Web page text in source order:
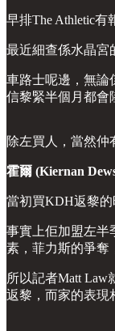
早排The Athletic
最近細查係水晶宮
車路士呢邊，無論
信黎緊半個月都會
除左買人，當然仲
霍爾 (Kiernan
當初買KDH返黎
事實上佢加盟左半
素，菲力斯的爭奪
所以記者Matt
返黎，而家的表現